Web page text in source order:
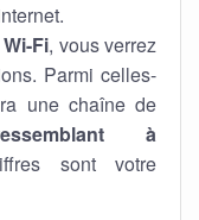
Fi, vous verrez
Parmi celles-
une chaîne de
à
sont votre